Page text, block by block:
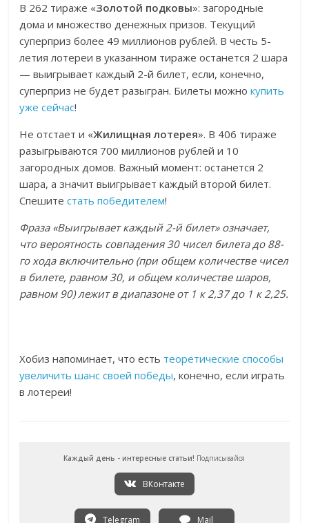
В 262 тираже «Золотой подковы»: загородные
дома и множество денежных призов. Текущий
суперприз более 49 миллионов рублей. В честь 5-
летия лотереи в указанном тираже останется 2 шара
— выигрывает каждый 2-й билет, если, конечно,
суперприз не будет разыгран. Билеты можнокупить
уже сейчас!
Не отстает и «Жилищная лотерея». В 406 тираже
разыгрываются 700 миллионов рублей и 10
загородных домов. Важный момент: останется 2
шара, а значит выигрывает каждый второй билет.
Спешитестать победителем!
Фраза «Выигрывает каждый 2-й билет» означает,
что вероятность совпадения 30 чисел билета до 88-
го хода включительно (при общем количестве чисел
в билете, равном 30, и общем количестве шаров,
равном 90) лежит в диапазоне от 1 к 2,37 до 1 к 2,25.
Хобиз напоминает, что есть теоретические способы
увеличить шанс своей победы, конечно, если играть
в лотереи!
Каждый день - интересные статьи! Подписывайся
ВКонтакте
Telegram Mail